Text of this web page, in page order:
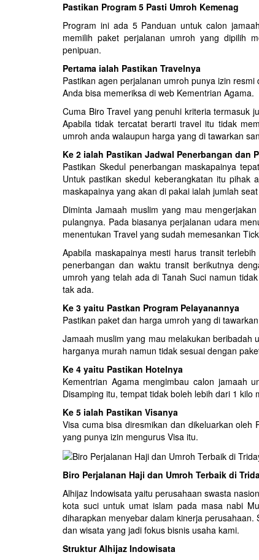
Pastikan Program 5 Pasti Umroh Kemenag
Program ini ada 5 Panduan untuk calon
memilih paket perjalanan umroh yang dipilih
penipuan.
Pertama ialah Pastikan Travelnya
Pastikan agen perjalanan umroh punya izin
Anda bisa memeriksa di web Kementrian Agama.
Cuma Biro Travel yang penuhi kriteria termasuk
Apabila tidak tercatat berarti travel itu tidak
umroh anda walaupun harga yang di tawarkan
Ke 2 ialah Pastikan Jadwal Penerbangan dan
Pastikan Skedul penerbangan maskapainya
Untuk pastikan skedul keberangkatan itu pihak
maskapainya yang akan di pakai ialah jumlah
Diminta Jamaah muslim yang mau
pulangnya. Pada biasanya perjalanan udara
menentukan Travel yang sudah memesankan
Apabila maskapainya mesti harus transit
penerbangan dan waktu transit berikutnya
umroh yang telah ada di Tanah Suci namun
tak ada.
Ke 3 yaitu Pastkan Program Pelayanannya
Pastikan paket dan harga umroh yang di
Jamaah muslim yang mau melakukan beribadah
harganya murah namun tidak sesuai dengan
Ke 4 yaitu Pastikan Hotelnya
Kementrian Agama mengimbau calon jamaah
Disamping itu, tempat tidak boleh lebih dari 1 kilo
Ke 5 ialah Pastikan Visanya
Visa cuma bisa diresmikan dan dikeluarkan oleh
yang punya izin mengurus Visa itu.
Biro Perjalanan Haji dan Umroh Terbaik di
Alhijaz Indowisata yaitu perusahaan swasta
kota suci untuk umat islam pada masa nabi
diharapkan menyebar dalam kinerja
dan wisata yang jadi fokus bisnis usaha kami.
Struktur Alhijaz Indowisata